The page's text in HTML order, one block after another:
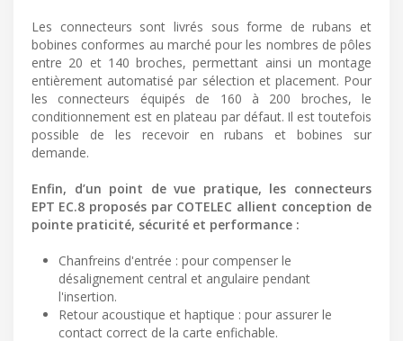
Les connecteurs sont livrés sous forme de rubans et
bobines conformes au marché pour les nombres de pôles
entre 20 et 140 broches, permettant ainsi un montage
entièrement automatisé par sélection et placement. Pour
les connecteurs équipés de 160 à 200 broches, le
conditionnement est en plateau par défaut. Il est toutefois
possible de les recevoir en rubans et bobines sur
demande.
Enfin, d’un point de vue pratique, les connecteurs
EPT EC.8 proposés par COTELEC allient conception de
pointe praticité, sécurité et performance :
Chanfreins d'entrée : pour compenser le
désalignement central et angulaire pendant
l'insertion.
Retour acoustique et haptique : pour assurer le
contact correct de la carte enfichable.